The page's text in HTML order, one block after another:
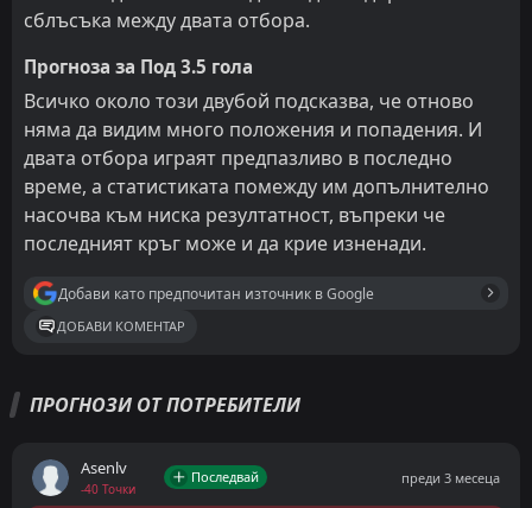
сблъсъка между двата отбора.
Прогноза за Под 3.5 гола
Всичко около този двубой подсказва, че отново
няма да видим много положения и попадения. И
двата отбора играят предпазливо в последно
време, а статистиката помежду им допълнително
насочва към ниска резултатност, въпреки че
последният кръг може и да крие изненади.
Добави като предпочитан източник в Google
ДОБАВИ КОМЕНТАР
ПРОГНОЗИ ОТ ПОТРЕБИТЕЛИ
Asenlv
-40 Точки
Последвай преди 3 месеца